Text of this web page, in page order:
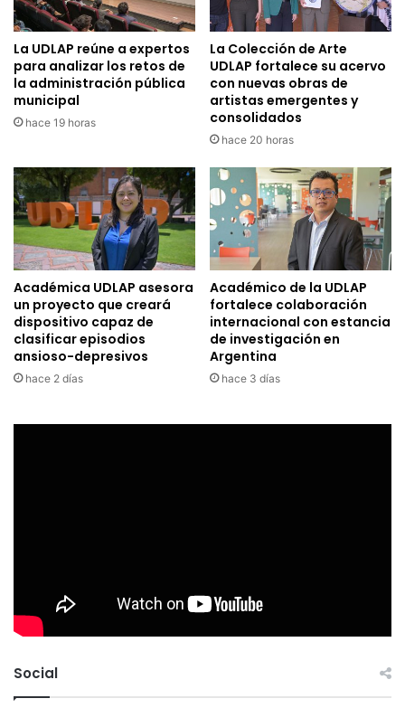
La UDLAP reúne a expertos
para analizar los retos de
la administración pública
municipal
hace 19 horas
La Colección de Arte
UDLAP fortalece su acervo
con nuevas obras de
artistas emergentes y
consolidados
hace 20 horas
Académica UDLAP asesora
un proyecto que creará
dispositivo capaz de
clasificar episodios
ansioso-depresivos
hace 2 días
Académico de la UDLAP
fortalece colaboración
internacional con estancia
de investigación en
Argentina
hace 3 días
Social